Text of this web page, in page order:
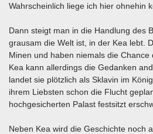
Wahrscheinlich liege ich hier ohnehin
Dann steigt man in die Handlung des
grausam die Welt ist, in der Kea lebt.
Minen und haben niemals die Chance
Kea kann allerdings die Gedanken
landet sie plötzlich als Sklavin im
ihrem Liebsten schon die Flucht
hochgesicherten Palast festsitzt
Neben Kea wird die Geschichte noch